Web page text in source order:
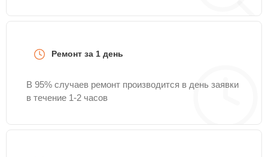
Ремонт за 1 день
В 95% случаев ремонт производится в день заявки
в течение 1-2 часов